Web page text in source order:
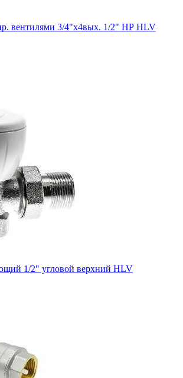
вентилями 3/4"х4вых. 1/2" НР HLV
1/2" угловой верхний HLV